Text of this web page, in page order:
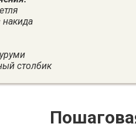
накида
столбик